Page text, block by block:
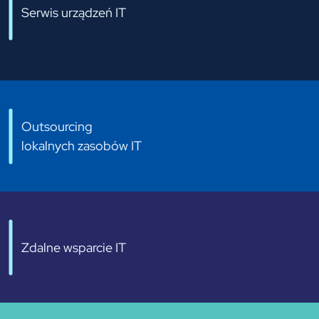
Serwis urządzeń IT​
Outsourcing
lokalnych zasobów IT
Zdalne wsparcie IT